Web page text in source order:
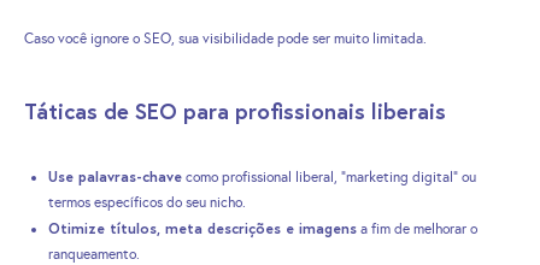
Caso você ignore o SEO, sua visibilidade pode ser muito limitada.
Táticas de SEO para profissionais liberais
Use palavras-chave como profissional liberal, “marketing digital” ou
termos específicos do seu nicho.
Otimize títulos, meta descrições e imagens a fim de melhorar o
ranqueamento.